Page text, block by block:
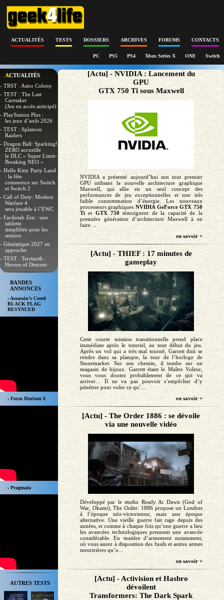
ACTUALITÉS TESTS DOSSIERS ARCHIVES FORUMS CONTACTS
PC PS5 PS4 Xbox Series X ONE Switch
ACTUALITÉS
- TRST : Astro Colony
- TEST : The Last
Caretaker
(Jeu en accès anticipé)
- PlayStation Plus :
les jeux d’août 2026
- TEST : Splatoon
Raiders
- Dragon Ball: Sparking!
ZERO accueille
le DLC « Super Limit-
Breaking NEO »
- Hello Kitty Party Land
: la fête
commence sur Switch
et Switch 2
- Call of Duty: Modern
Warfare 4
sera jouable à l’EWC
- Facilotab Zen : une
tablette
simplifiée pour les
seniors
- Généatique 2027 en
approche
- TEST : Terrinoth :
Heroes of Descent
BANDES
ANNONCES
› Assassin’s Creed
BLACK FLAG
RESYNCED
› Forza Horizon 6
› Pragmata
AUTRES TESTS
[Actu] - NVIDIA : Lancement du
GPU
GTX 750 Ti sous Maxwell
NVIDIA a présenté aujourd’hui son tout premier
GPU utilisant la nouvelle architecture graphique
Maxwell, qui allie en un seul concept des
performances de jeu exceptionnelles et une très
faible consommation d’énergie. Les nouveaux
processeurs graphiques NVIDIA GeForce GTX 750
Tiet GTX 750 témoignent de la capacité de la
première génération d’architecture Maxwell à en
faire ...
en savoir +
[Actu] - THIEF : 17 minutes de
gameplay
Cette courte mission transitionnelle prend place
immédiate après le tutoriel, au tout début du jeu.
Après un vol qui a très mal tourné, Garrett doit se
rendre dans sa planque, la tour de l’horloge de
Stonemarket. Sur son chemin, il tombe sur un
magasin de bijoux. Garrett étant le Maître Voleur,
vous vous doutez probablement de ce qui va
arriver… Il ne va pas pouvoir s’empêcher d’y
pénétrer pour voler ce qu’...
en savoir +
[Actu] - The Order 1886 : se dévoile
via une nouvelle vidéo
Développé par le studio Ready At Dawn (God of
War, Okami), The Order: 1886 propose un Londres
à l’époque néo-victorienne, mais une époque
alternative. Une vieille guerre fait rage depuis des
années, et comme à chaque fois qu’une guerre a lieu
les avancées technologiques prennent une avancée
considérable. En matière d’armement notamment,
où vous aurez à disposition des fusils et autres armes
meurtrières qu’o...
en savoir +
[Actu] - Activision et Hasbro
dévoilent
Transformers: The Dark Spark